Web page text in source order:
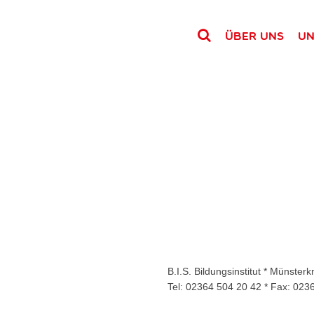
Über uns
B.I.S. Bildungsinstitut *
Tel: 02364 504 20 42 * Fax: